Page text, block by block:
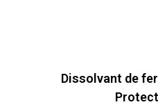
Dissolvant de